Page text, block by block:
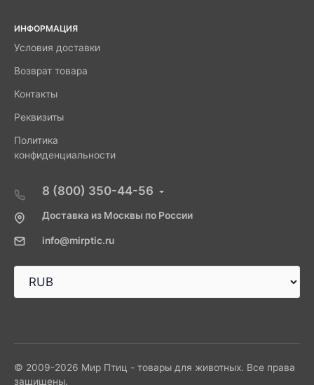
ИНФОРМАЦИЯ
Условия доставки
Возврат товара
Контакты
Реквизиты
Политика
конфиденциальности
8 (800) 350-44-56
Доставка из Москвы по России
info@mirptic.ru
© 2009-2026 Мир Птиц - товары для животных. Все права
защищены.